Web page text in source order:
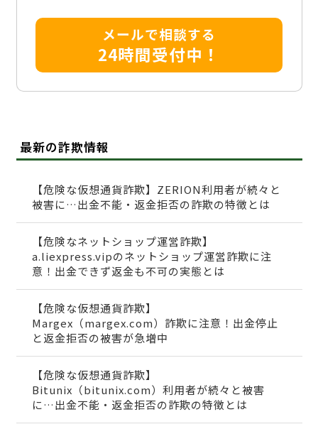
メールで相談する
24時間受付中！
最新の詐欺情報
【危険な仮想通貨詐欺】ZERION利用者が続々と
被害に…出金不能・返金拒否の詐欺の特徴とは
【危険なネットショップ運営詐欺】
a.liexpress.vipのネットショップ運営詐欺に注
意！出金できず返金も不可の実態とは
【危険な仮想通貨詐欺】
Margex（margex.com）詐欺に注意！出金停止
と返金拒否の被害が急増中
【危険な仮想通貨詐欺】
Bitunix（bitunix.com）利用者が続々と被害
に…出金不能・返金拒否の詐欺の特徴とは